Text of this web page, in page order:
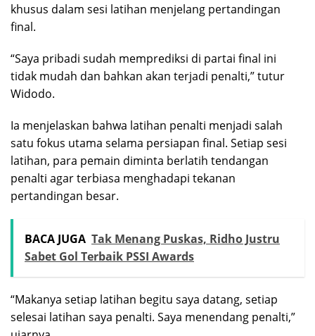
khusus dalam sesi latihan menjelang pertandingan
final.
“Saya pribadi sudah memprediksi di partai final ini
tidak mudah dan bahkan akan terjadi penalti,” tutur
Widodo.
Ia menjelaskan bahwa latihan penalti menjadi salah
satu fokus utama selama persiapan final. Setiap sesi
latihan, para pemain diminta berlatih tendangan
penalti agar terbiasa menghadapi tekanan
pertandingan besar.
BACA JUGA Tak Menang Puskas, Ridho Justru
Sabet Gol Terbaik PSSI Awards
“Makanya setiap latihan begitu saya datang, setiap
selesai latihan saya penalti. Saya menendang penalti,”